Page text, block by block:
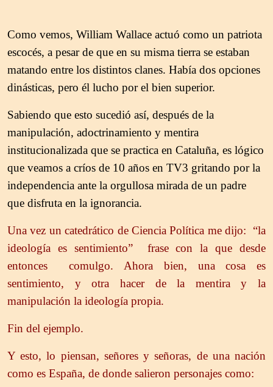
Como vemos, William Wallace actuó como un patriota
escocés, a pesar de que en su misma tierra se estaban
matando entre los distintos clanes. Había dos opciones
dinásticas, pero él lucho por el bien superior.
Sabiendo que esto sucedió así, después de la
manipulación, adoctrinamiento y mentira
institucionalizada que se practica en Cataluña, es lógico
que veamos a críos de 10 años en TV3 gritando por la
independencia ante la orgullosa mirada de un padre
que disfruta en la ignorancia.
Una vez un catedrático de Ciencia Política me dijo: “la
ideología es sentimiento” frase con la que desde
entonces comulgo. Ahora bien, una cosa es
sentimiento, y otra hacer de la mentira y la
manipulación la ideología propia.
Fin del ejemplo.
Y esto, lo piensan, señores y señoras, de una nación
como es España, de donde salieron personajes como: